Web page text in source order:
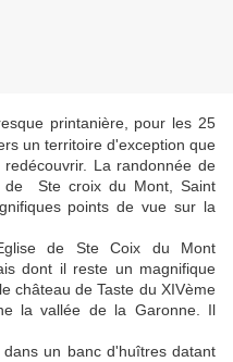
printanière, pour les 25
un territoire d'exception que
La randonnée de
de Ste croix du Mont, Saint
points de vue sur la
de Ste Coix du Mont
dont il reste un magnifique
château de Taste du XIVème
la vallée de la Garonne. Il
un banc d'huîtres datant